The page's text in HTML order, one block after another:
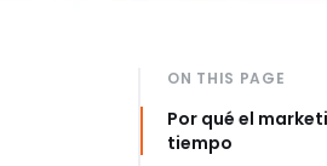
ON THIS PAGE
Por qué el
tiempo